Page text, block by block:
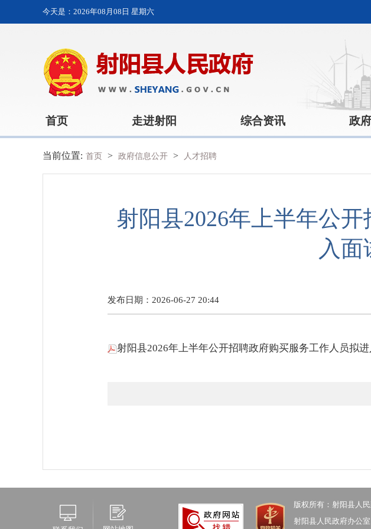
今天是： 2026年08月08日 星期六
首页 走进射阳 综合资讯 政
当前位置: 首页 > 政府信息公开 > 人才招聘
射阳县2026年上半年公
入
发布日期：2026-06-27 20:44
射阳县2026年上半年公开招聘政府购买服务工作人员拟
版权所有：射阳县人
射阳县人民政府办公